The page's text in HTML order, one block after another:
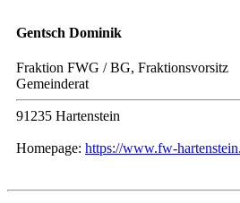
Gentsch Dominik
Fraktion FWG / BG, Fraktionsvorsitz
Gemeinderat
91235 Hartenstein
Homepage: https://www.fw-